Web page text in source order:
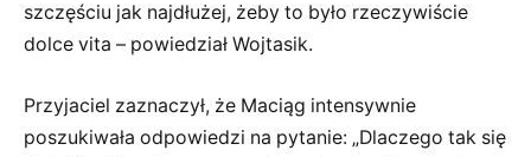
szczęściu jak najdłużej, żeby to było rzeczywiście
dolce vita – powiedział Wojtasik.
Przyjaciel zaznaczył, że Maciąg intensywnie
poszukiwała odpowiedzi na pytanie: „Dlaczego tak się